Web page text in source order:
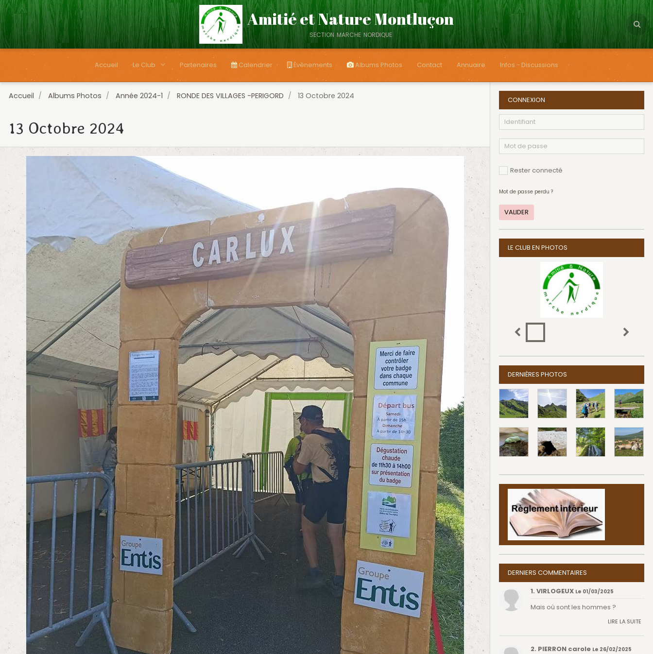
Amitié et Nature Montluçon
section marche nordique
Accueil Le Club Partenaires Calendrier Évènements Albums Photos Contact Annuaire Infos - Discussions
Accueil Albums Photos Année 2024-1 RONDE DES VILLAGES -PERIGORD 13 Octobre 2024
13 Octobre 2024
CONNEXION
Rester connecté
Mot de passe perdu ?
VALIDER
LE CLUB EN PHOTOS
DERNIÈRES PHOTOS
DERNIERS COMMENTAIRES
1. VIRLOGEUX Le 01/03/2025
Mais où sont les hommes ?
LIRE LA SUITE
2. PIERRON carole Le 26/02/2025